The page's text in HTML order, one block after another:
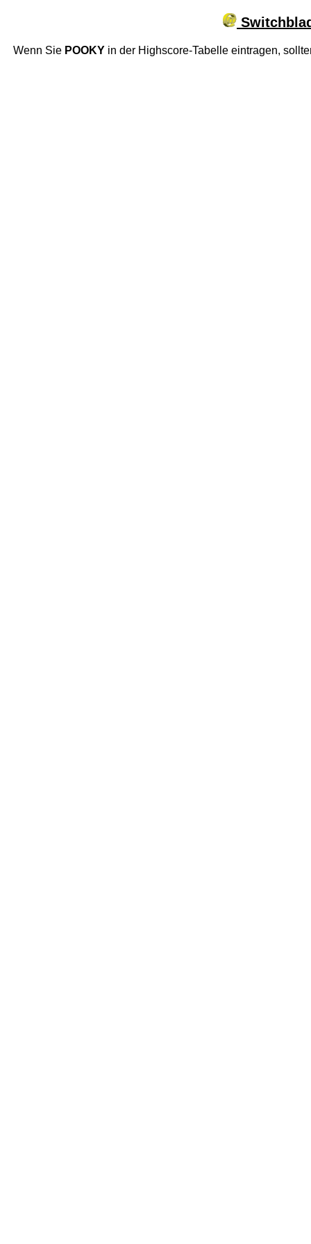
Wenn Sie POOKYin der Highscore-Tabelle eintragen,